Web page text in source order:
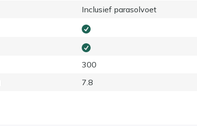
Inclusief parasolvoet
300
7.8